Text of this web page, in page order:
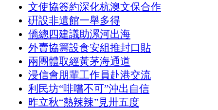
文使協簽約深化杭澳文保合作
硏設非遺館一舉多得
僑總四建議助漯河出海
外賣協籌設食安組推封口貼
兩團體取經黃茅海通道
浸信會朋輩工作員赴港交流
利民坊“啡嚐不可”沖出自信
昨立秋“熱辣辣”見卅五度